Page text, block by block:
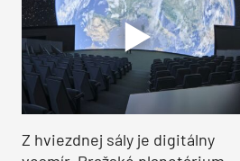
Z hviezdnej sály je digitálny